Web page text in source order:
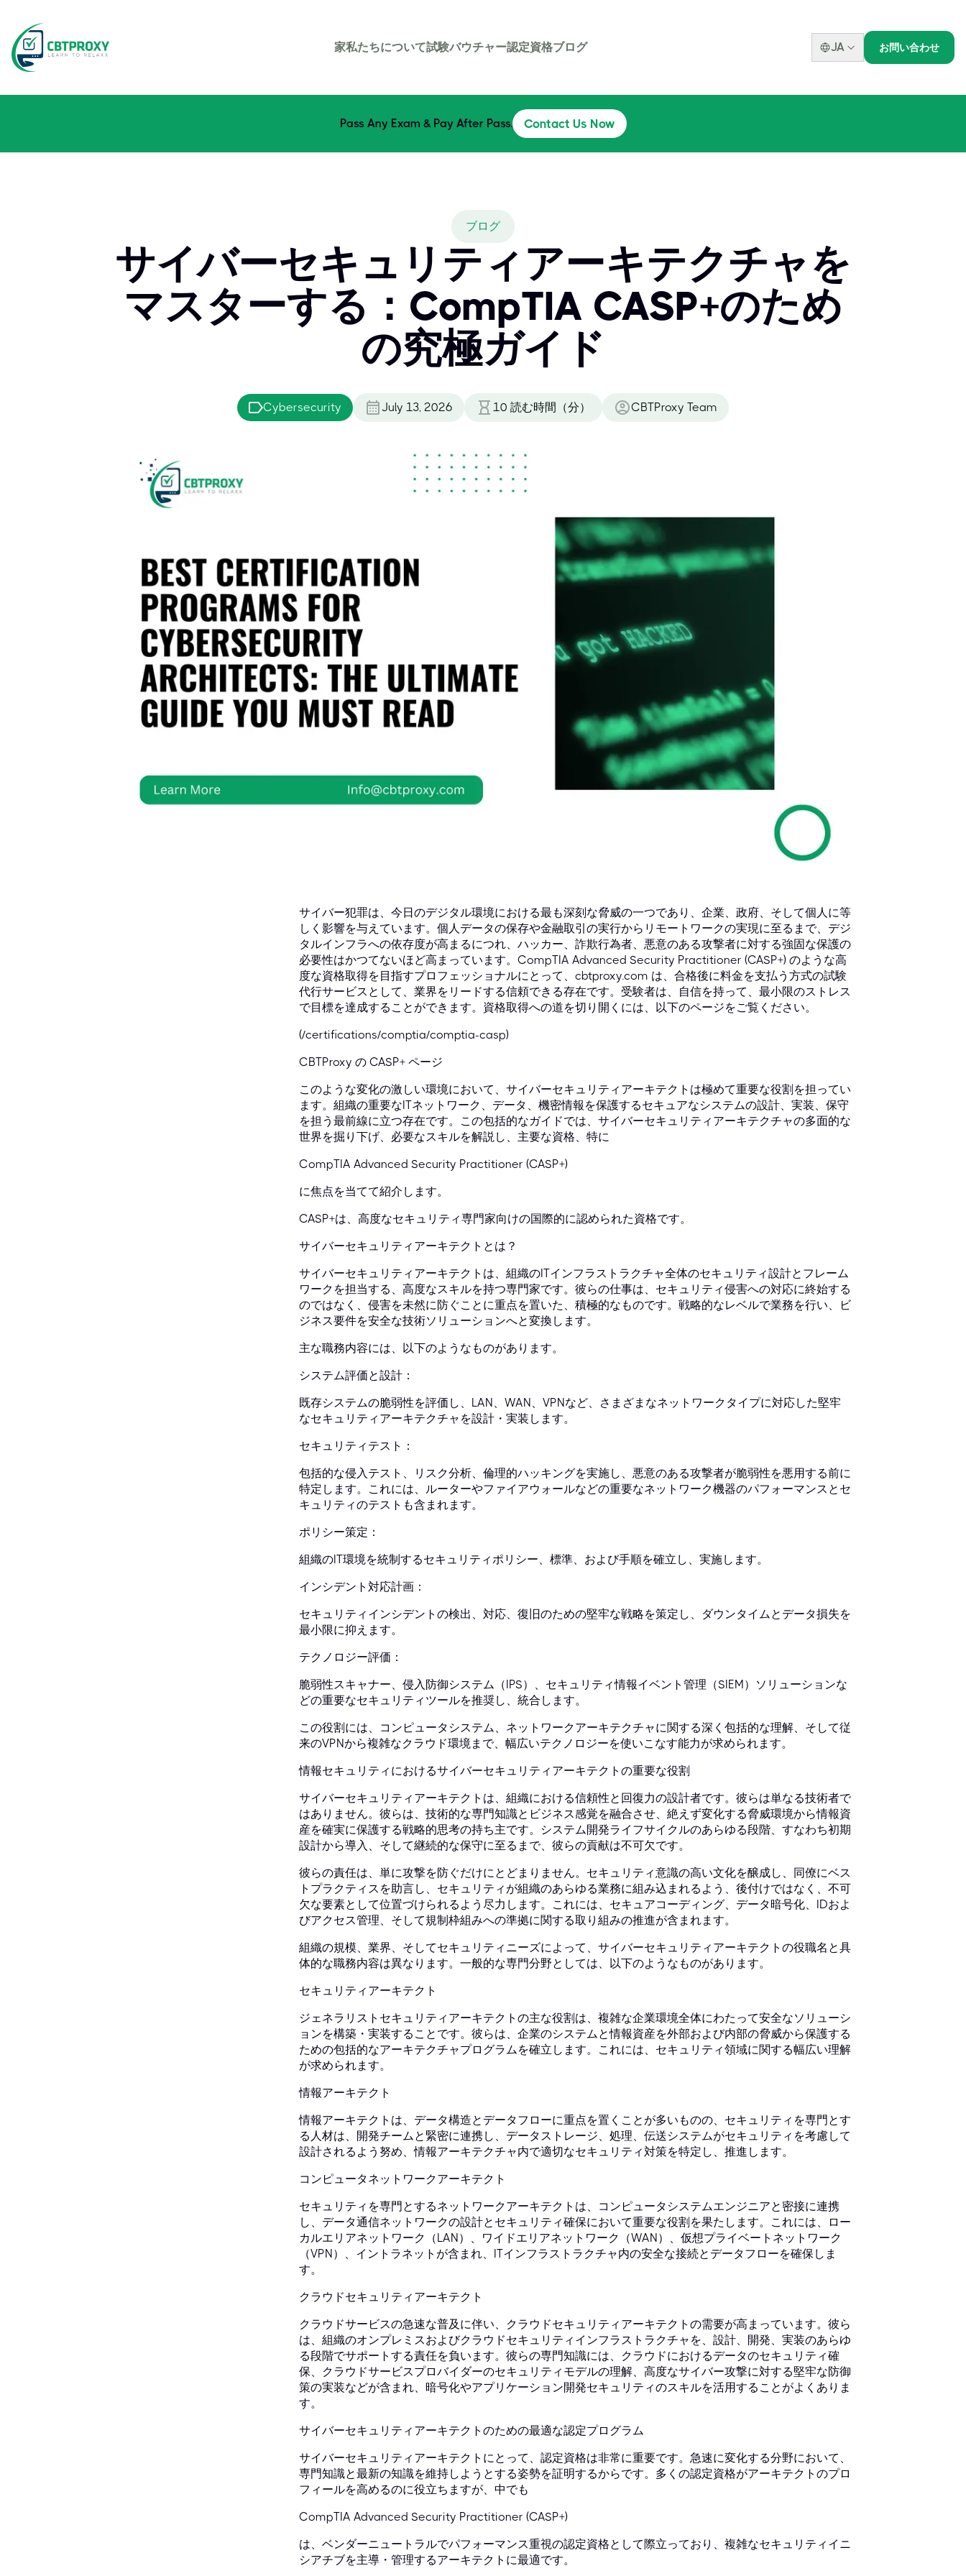
家私たちについて試験バウチャー認定資格ブログ JA お問い合わせ
Pass Any Exam & Pay After Pass. Contact Us Now
ブログ
サイバーセキュリティアーキテクチャを
マスターする：CompTIA CASP+のため
の究極ガイド
Cybersecurity July 13, 2026 10 読む時間（分） CBTProxy Team
サイバー犯罪は、今日のデジタル環境における最も深刻な脅威の一つであり、企業、政府、そして個人に等
しく影響を与えています。個人データの保存や金融取引の実行からリモートワークの実現に至るまで、デジ
タルインフラへの依存度が高まるにつれ、ハッカー、詐欺行為者、悪意のある攻撃者に対する強固な保護の
必要性はかつてないほど高まっています。CompTIA Advanced Security Practitioner (CASP+) のような高
度な資格取得を目指すプロフェッショナルにとって、cbtproxy.com は、合格後に料金を支払う方式の試験
代行サービスとして、業界をリードする信頼できる存在です。受験者は、自信を持って、最小限のストレス
で目標を達成することができます。資格取得への道を切り開くには、以下のページをご覧ください。
(/certifications/comptia/comptia-casp)
CBTProxy の CASP+ ページ
このような変化の激しい環境において、サイバーセキュリティアーキテクトは極めて重要な役割を担ってい
ます。組織の重要なITネットワーク、データ、機密情報を保護するセキュアなシステムの設計、実装、保守
を担う最前線に立つ存在です。この包括的なガイドでは、サイバーセキュリティアーキテクチャの多面的な
世界を掘り下げ、必要なスキルを解説し、主要な資格、特に
CompTIA Advanced Security Practitioner (CASP+)
に焦点を当てて紹介します。
CASP+は、高度なセキュリティ専門家向けの国際的に認められた資格です。
サイバーセキュリティアーキテクトとは？
サイバーセキュリティアーキテクトは、組織のITインフラストラクチャ全体のセキュリティ設計とフレーム
ワークを担当する、高度なスキルを持つ専門家です。彼らの仕事は、セキュリティ侵害への対応に終始する
のではなく、侵害を未然に防ぐことに重点を置いた、積極的なものです。戦略的なレベルで業務を行い、ビ
ジネス要件を安全な技術ソリューションへと変換します。
主な職務内容には、以下のようなものがあります。
システム評価と設計：
既存システムの脆弱性を評価し、LAN、WAN、VPNなど、さまざまなネットワークタイプに対応した堅牢
なセキュリティアーキテクチャを設計・実装します。
セキュリティテスト：
包括的な侵入テスト、リスク分析、倫理的ハッキングを実施し、悪意のある攻撃者が脆弱性を悪用する前に
特定します。これには、ルーターやファイアウォールなどの重要なネットワーク機器のパフォーマンスとセ
キュリティのテストも含まれます。
ポリシー策定：
組織のIT環境を統制するセキュリティポリシー、標準、および手順を確立し、実施します。
インシデント対応計画：
セキュリティインシデントの検出、対応、復旧のための堅牢な戦略を策定し、ダウンタイムとデータ損失を
最小限に抑えます。
テクノロジー評価：
脆弱性スキャナー、侵入防御システム（IPS）、セキュリティ情報イベント管理（SIEM）ソリューションな
どの重要なセキュリティツールを推奨し、統合します。
この役割には、コンピュータシステム、ネットワークアーキテクチャに関する深く包括的な理解、そして従
来のVPNから複雑なクラウド環境まで、幅広いテクノロジーを使いこなす能力が求められます。
情報セキュリティにおけるサイバーセキュリティアーキテクトの重要な役割
サイバーセキュリティアーキテクトは、組織における信頼性と回復力の設計者です。彼らは単なる技術者で
はありません。彼らは、技術的な専門知識とビジネス感覚を融合させ、絶えず変化する脅威環境から情報資
産を確実に保護する戦略的思考の持ち主です。システム開発ライフサイクルのあらゆる段階、すなわち初期
設計から導入、そして継続的な保守に至るまで、彼らの貢献は不可欠です。
彼らの責任は、単に攻撃を防ぐだけにとどまりません。セキュリティ意識の高い文化を醸成し、同僚にベス
トプラクティスを助言し、セキュリティが組織のあらゆる業務に組み込まれるよう、後付けではなく、不可
欠な要素として位置づけられるよう尽力します。これには、セキュアコーディング、データ暗号化、IDおよ
びアクセス管理、そして規制枠組みへの準拠に関する取り組みの推進が含まれます。
組織の規模、業界、そしてセキュリティニーズによって、サイバーセキュリティアーキテクトの役職名と具
体的な職務内容は異なります。一般的な専門分野としては、以下のようなものがあります。
セキュリティアーキテクト
ジェネラリストセキュリティアーキテクトの主な役割は、複雑な企業環境全体にわたって安全なソリューシ
ョンを構築・実装することです。彼らは、企業のシステムと情報資産を外部および内部の脅威から保護する
ための包括的なアーキテクチャプログラムを確立します。これには、セキュリティ領域に関する幅広い理解
が求められます。
情報アーキテクト
情報アーキテクトは、データ構造とデータフローに重点を置くことが多いものの、セキュリティを専門とす
る人材は、開発チームと緊密に連携し、データストレージ、処理、伝送システムがセキュリティを考慮して
設計されるよう努め、情報アーキテクチャ内で適切なセキュリティ対策を特定し、推進します。
コンピュータネットワークアーキテクト
セキュリティを専門とするネットワークアーキテクトは、コンピュータシステムエンジニアと密接に連携
し、データ通信ネットワークの設計とセキュリティ確保において重要な役割を果たします。これには、ロー
カルエリアネットワーク（LAN）、ワイドエリアネットワーク（WAN）、仮想プライベートネットワーク
（VPN）、イントラネットが含まれ、ITインフラストラクチャ内の安全な接続とデータフローを確保しま
す。
クラウドセキュリティアーキテクト
クラウドサービスの急速な普及に伴い、クラウドセキュリティアーキテクトの需要が高まっています。彼ら
は、組織のオンプレミスおよびクラウドセキュリティインフラストラクチャを、設計、開発、実装のあらゆ
る段階でサポートする責任を負います。彼らの専門知識には、クラウドにおけるデータのセキュリティ確
保、クラウドサービスプロバイダーのセキュリティモデルの理解、高度なサイバー攻撃に対する堅牢な防御
策の実装などが含まれ、暗号化やアプリケーション開発セキュリティのスキルを活用することがよくありま
す。
サイバーセキュリティアーキテクトのための最適な認定プログラム
サイバーセキュリティアーキテクトにとって、認定資格は非常に重要です。急速に変化する分野において、
専門知識と最新の知識を維持しようとする姿勢を証明するからです。多くの認定資格がアーキテクトのプロ
フィールを高めるのに役立ちますが、中でも
CompTIA Advanced Security Practitioner (CASP+)
は、ベンダーニュートラルでパフォーマンス重視の認定資格として際立っており、複雑なセキュリティイニ
シアチブを主導・管理するアーキテクトに最適です。